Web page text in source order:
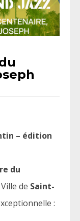
– édition
du
de Saint-
: